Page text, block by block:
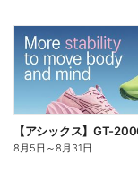
8月5日 ～8月31日